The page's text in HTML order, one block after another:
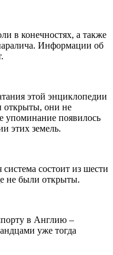
в конечностях, а также
Информации об
этой энциклопедии
открыты, они не
упоминание появилось
этих земель.
состоит из шести
не были открыты.
в Англию –
уже тогда